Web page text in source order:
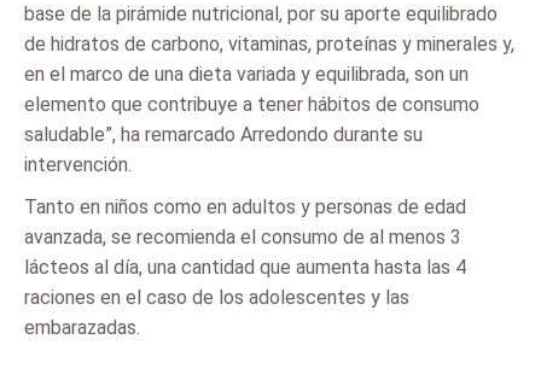
base de la pirámide nutricional, por su aporte equilibrado
de hidratos de carbono, vitaminas, proteínas y minerales y,
en el marco de una dieta variada y equilibrada, son un
elemento que contribuye a tener hábitos de consumo
saludable”, ha remarcado Arredondo durante su
intervención.
Tanto en niños como en adultos y personas de edad
avanzada, se recomienda el consumo de al menos 3
lácteos al día, una cantidad que aumenta hasta las 4
raciones en el caso de los adolescentes y las
embarazadas.